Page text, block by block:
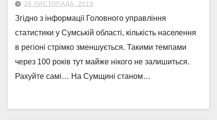
26 ЛИСТОПАДА, 2019
Згідно з інформації Головного управління
статистики у Сумській області, кількість населення
в регіоні стрімко зменшується. Такими темпами
через 100 років тут майже нікого не залишиться.
Рахуйте самі… На Сумщині станом…